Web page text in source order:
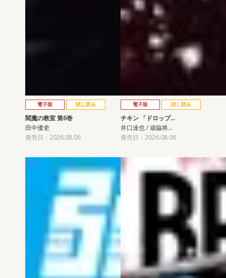
電子版 試し読み
閻魔の教室 第6巻
田中優吏
発売日：2026.08.06
電子版 試し読み
チキン 「ドロップ…
井口達也 / 歳脇将…
発売日：2026.08.06